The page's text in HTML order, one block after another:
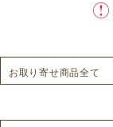
お取り寄せ商品全て